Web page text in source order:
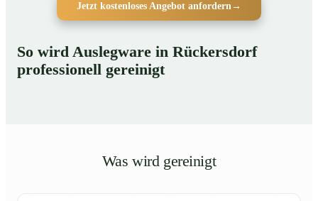
Jetzt kostenloses Angebot anfordern→
So wird Auslegware in Rückersdorf
professionell gereinigt
Was wird gereinigt